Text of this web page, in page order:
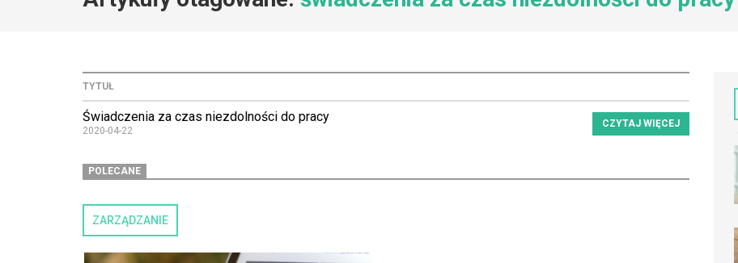
TYTUŁ
Świadczenia za czas niezdolności do pracy
2020-04-22
CZYTAJ WIĘCEJ
POLECANE
ZARZĄDZANIE